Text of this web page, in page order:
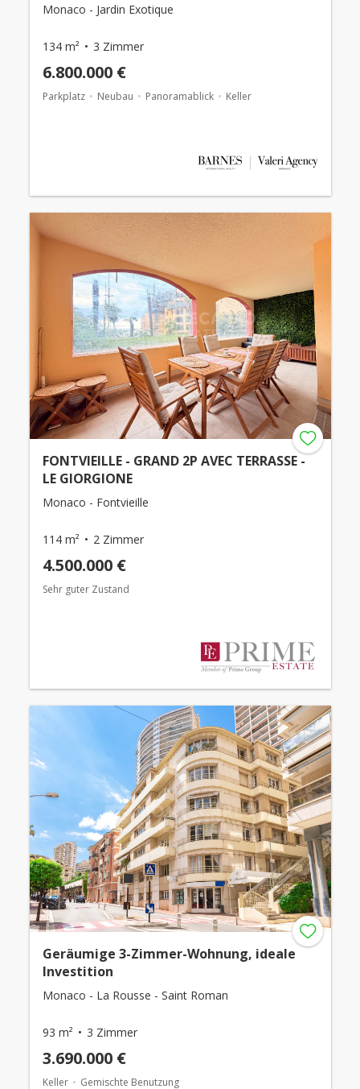
Monaco - Jardin Exotique
134 m² 3 Zimmer
6.800.000 €
Parkplatz Neubau Panoramablick Keller
FONTVIEILLE - GRAND 2P AVEC TERRASSE -
LE GIORGIONE
Monaco - Fontvieille
114 m² 2 Zimmer
4.500.000 €
Sehr guter Zustand
Geräumige 3-Zimmer-Wohnung, ideale
Investition
Monaco - La Rousse - Saint Roman
93 m² 3 Zimmer
3.690.000 €
Keller Gemischte Benutzung